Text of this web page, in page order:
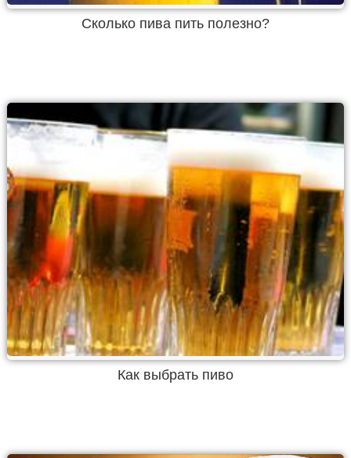
Сколько пива пить полезно?
Как выбрать пиво